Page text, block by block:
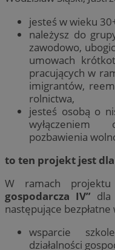
jesteś w wieku
należysz do
zawodowo,
umowach
pracujących w
imigrantów,
rolnictwa,
jesteś osobą o
pozbawienia
to ten projekt jest dla
W ramach projektu
gospodarcza IV”
następujące bezpłatne
wsparcie
działalności